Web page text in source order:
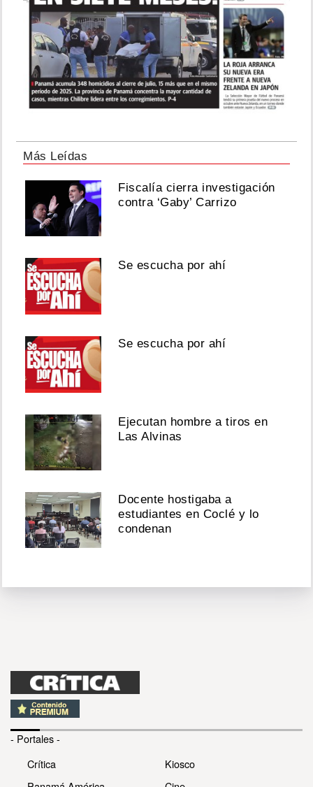
Más Leídas
Fiscalía cierra investigación
contra ‘Gaby’ Carrizo
Se escucha por ahí
Se escucha por ahí
Ejecutan hombre a tiros en
Las Alvinas
Docente hostigaba a
estudiantes en Coclé y lo
condenan
- Portales -
Crítica
Kiosco